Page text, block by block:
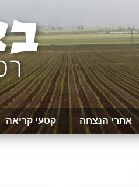
אתרי הנצחה קטעי קריאה